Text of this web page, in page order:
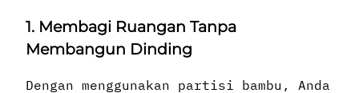
1. Membagi Ruangan Tanpa
Membangun Dinding
Dengan menggunakan partisi bambu, Anda